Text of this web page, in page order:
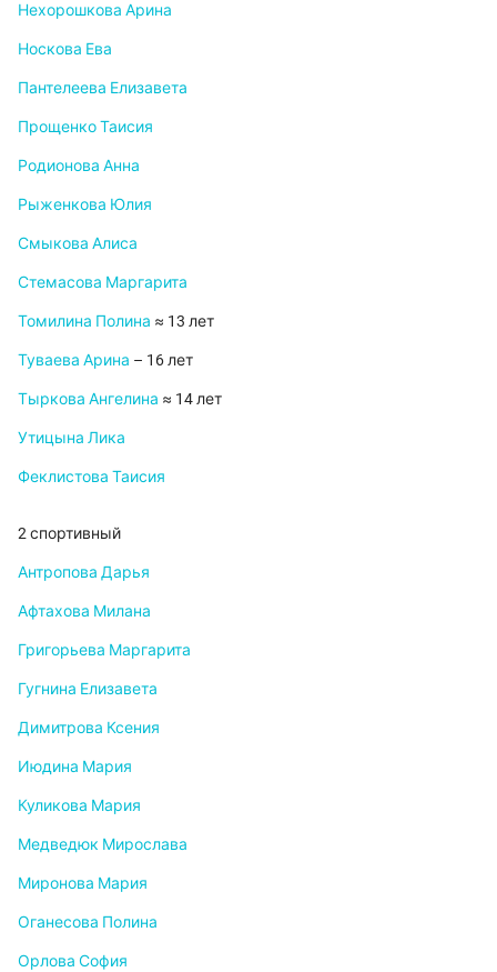
Нехорошкова Арина
Носкова Ева
Пантелеева Елизавета
Прощенко Таисия
Родионова Анна
Рыженкова Юлия
Смыкова Алиса
Стемасова Маргарита
Томилина Полина ≈ 13 лет
Туваева Арина – 16 лет
Тыркова Ангелина ≈ 14 лет
Утицына Лика
Феклистова Таисия
2 спортивный
Антропова Дарья
Афтахова Милана
Григорьева Маргарита
Гугнина Елизавета
Димитрова Ксения
Июдина Мария
Куликова Мария
Медведюк Мирослава
Миронова Мария
Оганесова Полина
Орлова София